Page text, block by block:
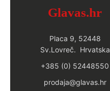
Glavas.hr
Placa 9, 52448
Sv.Lovreč. Hrvatska
+385 (0) 52448550
prodaja@glavas.hr